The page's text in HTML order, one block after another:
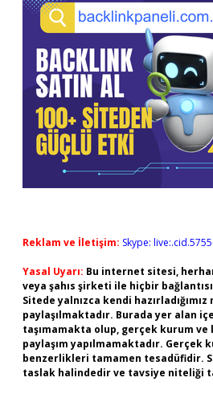
Reklam ve İletişim: Skype:
Yasal Uyarı: Bu internet sitesi,
veya şahıs şirketi ile hiçbir
Sitede yalnızca kendi
paylaşılmaktadır. Burada yer alan
taşımamakta olup, gerçek kurum ve
paylaşım yapılmamaktadır. Gerçek
benzerlikleri tamamen tesadüfidir.
taslak halindedir ve tavsiye niteliği